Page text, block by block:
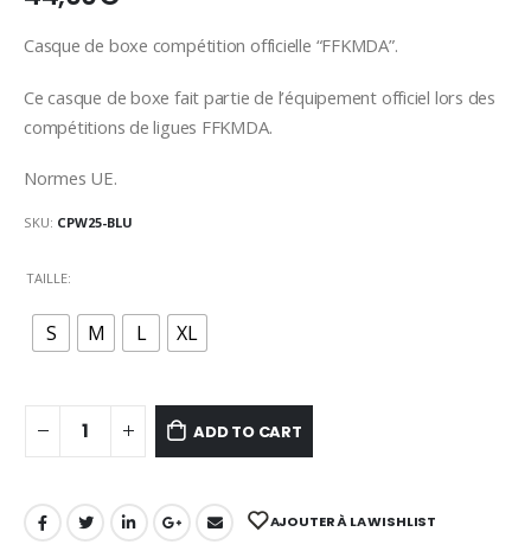
Casque de boxe compétition officielle “FFKMDA”.
Ce casque de boxe fait partie de l’équipement officiel lors des
compétitions de ligues FFKMDA.
Normes UE.
SKU: CPW25-BLU
TAILLE
S M L XL
ADD TO CART
AJOUTER À LA WISHLIST